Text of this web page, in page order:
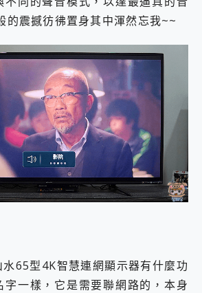
的震撼彷彿置身其中渾然忘我~~
65型4K智慧連網顯示器有什麼功
字一樣，它是需要聯網路的，本身